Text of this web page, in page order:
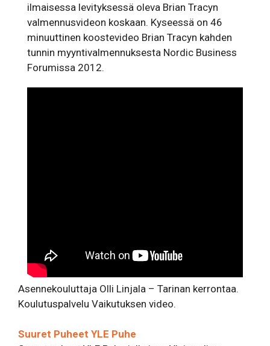
ilmaisessa levityksessä oleva Brian Tracyn
valmennusvideon koskaan. Kyseessä on 46
minuuttinen koostevideo Brian Tracyn kahden
tunnin myyntivalmennuksesta Nordic Business
Forumissa 2012.
Asennekouluttaja Olli Linjala – Tarinan kerrontaa.
Koulutuspalvelu Vaikutuksen video.
Suuret Puheet YLE Puhe